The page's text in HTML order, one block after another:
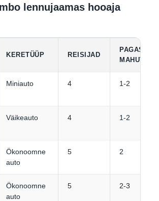
lennujaamas hooaja
KERETÜÜP REISIJAD
PAGASI
Miniauto 4 1-2
Väikeauto 4 1-2
Ökonoomne
auto
5 2
Ökonoomne
auto
5 2-3